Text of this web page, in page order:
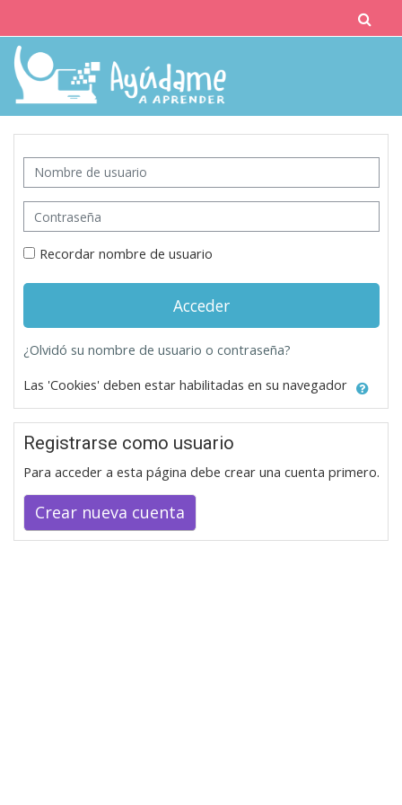
Nombre de usuario
Contraseña
Recordar nombre de usuario
Acceder
¿Olvidó su nombre de usuario o contraseña?
Las 'Cookies' deben estar habilitadas en su navegador
Registrarse como usuario
Para acceder a esta página debe crear una cuenta primero.
Crear nueva cuenta